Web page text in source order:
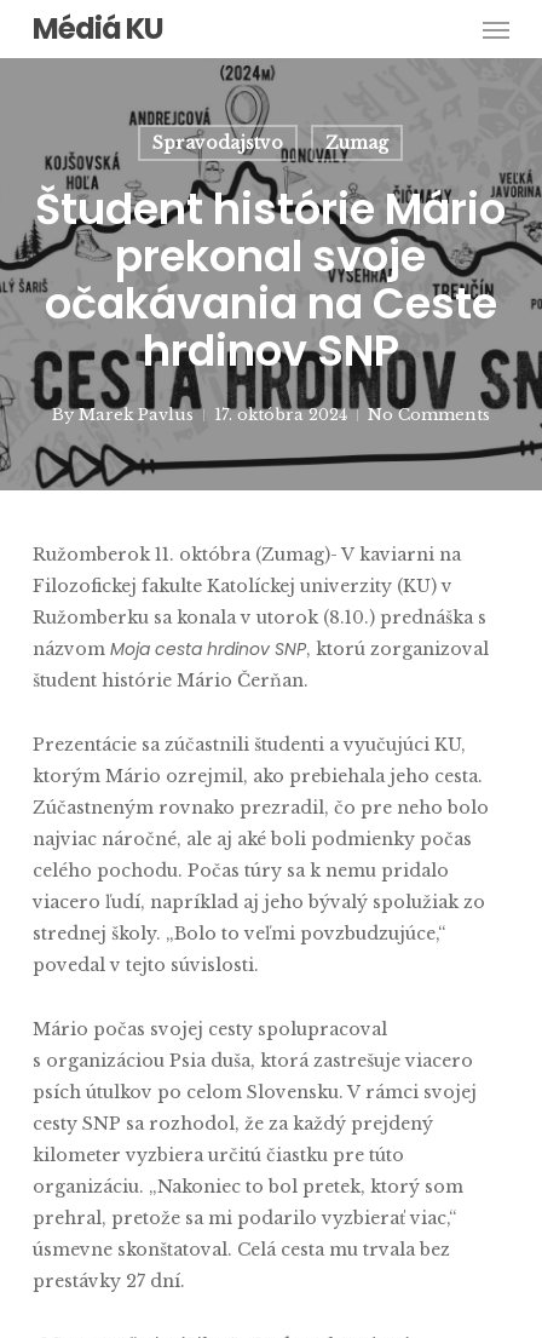
SkipMédiá KU
Spravodajstvo Zumag
Študent histórie Mário
prekonal svoje
očakávania na Ceste
hrdinov SNP
By Marek Pavlus 17. októbra 2024 No Comments
Ružomberok 11. októbra (Zumag)- V kaviarni na
Filozofickej fakulte Katolíckej univerzity (KU) v
Ružomberku sa konala v utorok (8.10.) prednáška s
názvom Moja cesta hrdinov SNP, ktorú zorganizoval
študent histórie Mário Čerňan.
Prezentácie sa zúčastnili študenti a vyučujúci KU,
ktorým Mário ozrejmil, ako prebiehala jeho cesta.
Zúčastneným rovnako prezradil, čo pre neho bolo
najviac náročné, ale aj aké boli podmienky počas
celého pochodu. Počas túry sa k nemu pridalo
viacero ľudí, napríklad aj jeho bývalý spolužiak zo
strednej školy. „Bolo to veľmi povzbudzujúce,“
povedal v tejto súvislosti.
Mário počas svojej cesty spolupracoval
s organizáciou Psia duša, ktorá zastrešuje viacero
psích útulkov po celom Slovensku. V rámci svojej
cesty SNP sa rozhodol, že za každý prejdený
kilometer vyzbiera určitú čiastku pre túto
organizáciu. „Nakoniec to bol pretek, ktorý som
prehral, pretože sa mi podarilo vyzbierať viac,“
úsmevne skonštatoval. Celá cesta mu trvala bez
prestávky 27 dní.